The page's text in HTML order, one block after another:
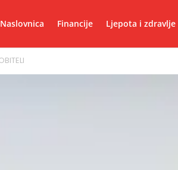
Naslovnica Financije Ljepota i zdravlje